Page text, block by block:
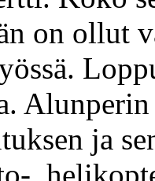
on ollut
ja
,